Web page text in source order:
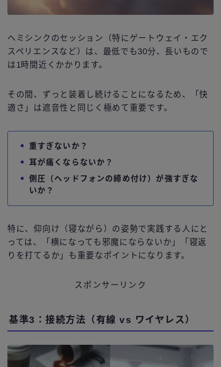
ヘミシンクのセッション（特にゲートウェイ・エク
スペリエンスなど）は、最低でも30分、長いもので
は1時間近くかかります。
その間、ずっと装着し続けることになるため、「快
適さ」は遮音性と同じく極めて重要です。
重すぎないか？
耳が痛くならないか？
側圧（ヘッドフォンの締め付け）が強すぎな
いか？
特に、仰向け（寝ながら）の姿勢で実践する人にと
っては、「横になっても邪魔にならないか」「寝返
りを打てるか」も重要なポイントになります。
スポンサーリンク
基準3：接続方法（有線 vs ワイヤレス）